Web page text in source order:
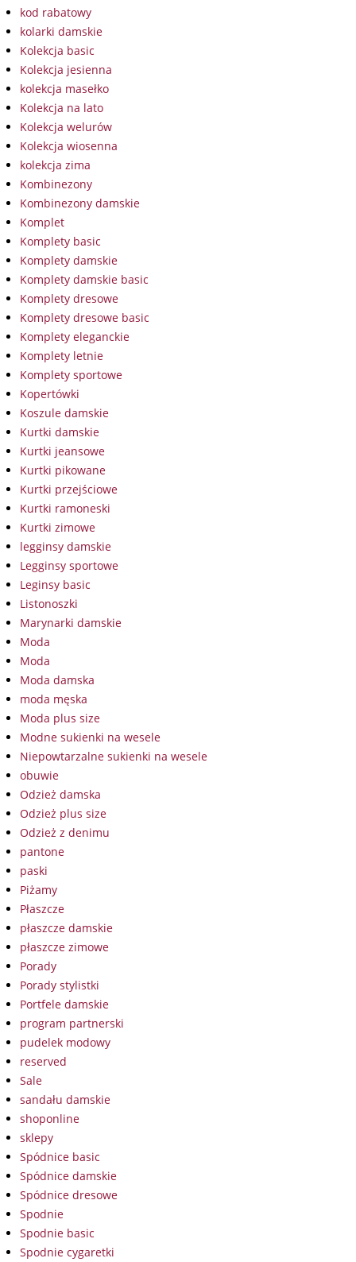
kod rabatowy
kolarki damskie
Kolekcja basic
Kolekcja jesienna
kolekcja masełko
Kolekcja na lato
Kolekcja welurów
Kolekcja wiosenna
kolekcja zima
Kombinezony
Kombinezony damskie
Komplet
Komplety basic
Komplety damskie
Komplety damskie basic
Komplety dresowe
Komplety dresowe basic
Komplety eleganckie
Komplety letnie
Komplety sportowe
Kopertówki
Koszule damskie
Kurtki damskie
Kurtki jeansowe
Kurtki pikowane
Kurtki przejściowe
Kurtki ramoneski
Kurtki zimowe
legginsy damskie
Legginsy sportowe
Leginsy basic
Listonoszki
Marynarki damskie
Moda
Moda
Moda damska
moda męska
Moda plus size
Modne sukienki na wesele
Niepowtarzalne sukienki na wesele
obuwie
Odzież damska
Odzież plus size
Odzież z denimu
pantone
paski
Piżamy
Płaszcze
płaszcze damskie
płaszcze zimowe
Porady
Porady stylistki
Portfele damskie
program partnerski
pudelek modowy
reserved
Sale
sandału damskie
shoponline
sklepy
Spódnice basic
Spódnice damskie
Spódnice dresowe
Spodnie
Spodnie basic
Spodnie cygaretki